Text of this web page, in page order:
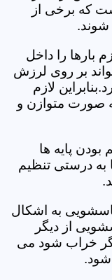
که برخی از
شوند.
بارها را داخل
بر روی لرزش
لازم
صورت متوازن و
پایه ها
به درستی تنظیم
به اشکال
از دیگر
خراب شود می